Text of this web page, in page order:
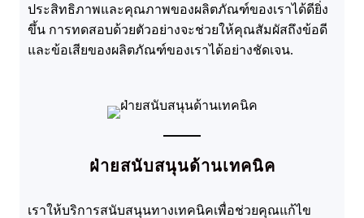
ประสิทธิภาพและคุณภาพของผลิตภัณฑ์ของเราได้ดียิ่ง
ขึ้น การทดสอบด้วยตัวอย่างจะช่วยให้คุณสัมผัสถึงข้อดี
และข้อเสียของผลิตภัณฑ์ของเราได้อย่างชัดเจน.
ฝ่ายสนับสนุนด้านเทคนิค
เราให้บริการสนับสนุนทางเทคนิคเพื่อช่วยคุณแก้ไข